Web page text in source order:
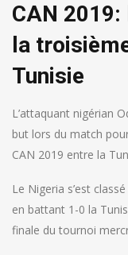
CAN
la
Tunisie
L’attaquant nigérian
but lors du match
CAN 2019 entre la
Le Nigeria s’est
en battant 1-0 la
finale du tournoi